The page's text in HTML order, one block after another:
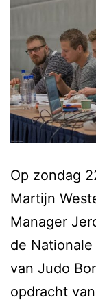
Op zondag
Martijn
Manager
de
van Judo
opdracht